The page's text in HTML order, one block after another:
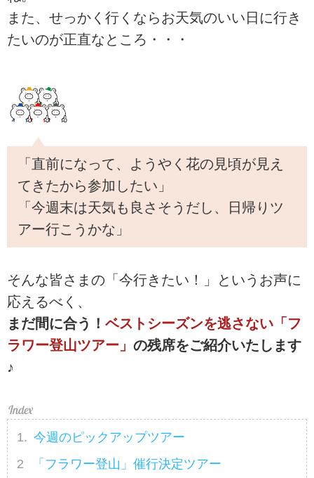
また、せっかく行くならお天気のいい日に行き
たいのが正直なところ・・・
「直前になって、ようやく花の見頃が見え
てきたから参加したい」
「今週末は天気も良さそうだし、日帰りツ
アー行こうかな」
そんな皆さまの「今行きたい！」というお声に
応えるべく、
まだ間に合う！ ベストシーズンを逃さない「フ
ラワー登山ツアー」 の残席をご紹介いたします
♪
今週のピックアップツアー
「フラワー登山」催行決定ツアー